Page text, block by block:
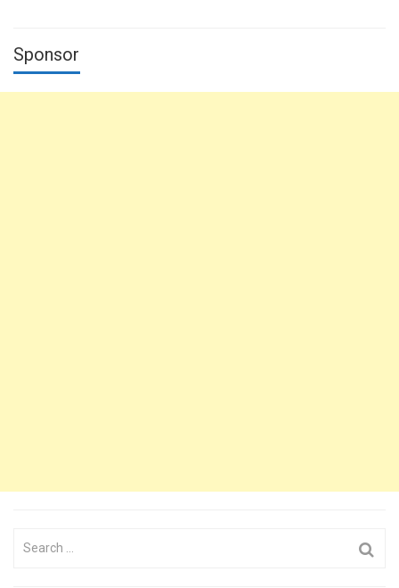
Sponsor
Search